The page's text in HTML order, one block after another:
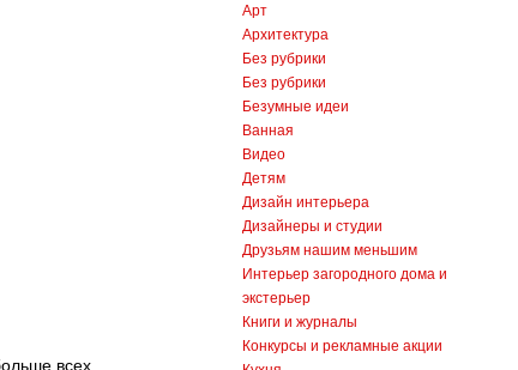
всех
Арт
Архитектура
Без рубрики
Без рубрики
Безумные идеи
Ванная
Видео
Детям
Дизайн интерьера
Дизайнеры и студии
Друзьям нашим меньшим
Интерьер загородного дома и
экстерьер
Книги и журналы
Конкурсы и рекламные акции